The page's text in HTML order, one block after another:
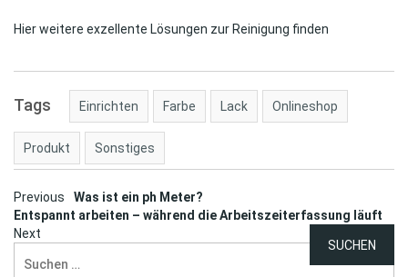
Hier weitere exzellente Lösungen zur Reinigung finden
Tags Einrichten Farbe Lack Onlineshop
Produkt Sonstiges
Post
navigation
Previous
Was ist ein ph Meter?
Entspannt arbeiten – während die Arbeitszeiterfassung läuft
Next
nach: